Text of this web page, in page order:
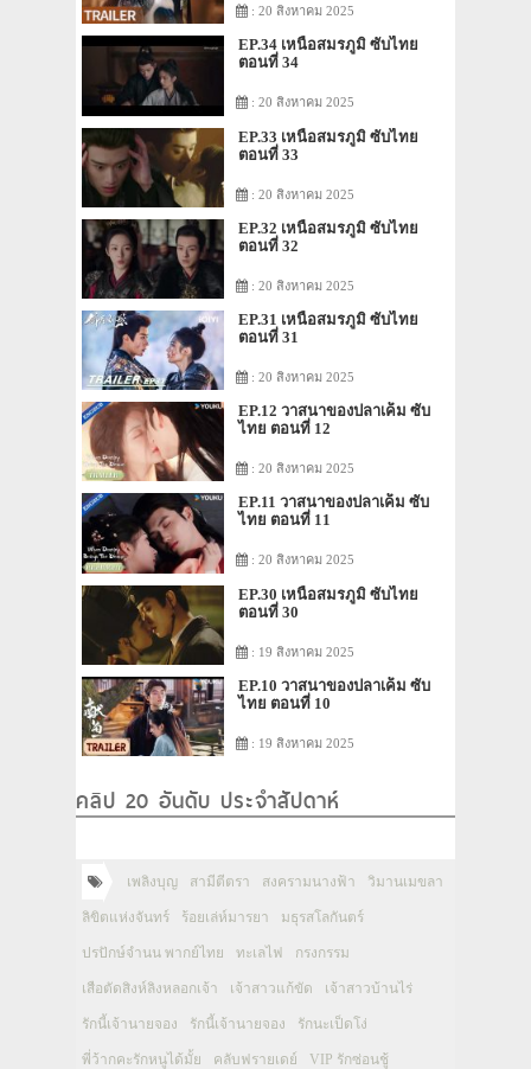
: 20 สิงหาคม 2025
EP.34 เหนือสมรภูมิ ซับไทย
ตอนที่ 34
: 20 สิงหาคม 2025
EP.33 เหนือสมรภูมิ ซับไทย
ตอนที่ 33
: 20 สิงหาคม 2025
EP.32 เหนือสมรภูมิ ซับไทย
ตอนที่ 32
: 20 สิงหาคม 2025
EP.31 เหนือสมรภูมิ ซับไทย
ตอนที่ 31
: 20 สิงหาคม 2025
EP.12 วาสนาของปลาเค็ม ซับ
ไทย ตอนที่ 12
: 20 สิงหาคม 2025
EP.11 วาสนาของปลาเค็ม ซับ
ไทย ตอนที่ 11
: 20 สิงหาคม 2025
EP.30 เหนือสมรภูมิ ซับไทย
ตอนที่ 30
: 19 สิงหาคม 2025
EP.10 วาสนาของปลาเค็ม ซับ
ไทย ตอนที่ 10
: 19 สิงหาคม 2025
คลิป 20 อันดับ ประจำสัปดาห์
เพลิงบุญ สามีตีตรา สงครามนางฟ้า วิมานเมขลา
ลิขิตแห่งจันทร์ ร้อยเล่ห์มารยา มธุรสโลกันตร์
ปรปักษ์จำนน พากย์ไทย ทะเลไฟ กรงกรรม
เสือตัดสิงห์ลิงหลอกเจ้า เจ้าสาวแก้ขัด เจ้าสาวบ้านไร่
รักนี้เจ้านายจอง รักนี้เจ้านายจอง รักนะเป็ดโง่
พี่ว้ากคะรักหนูได้มั้ย คลับฟรายเดย์ VIP รักซ่อนชู้